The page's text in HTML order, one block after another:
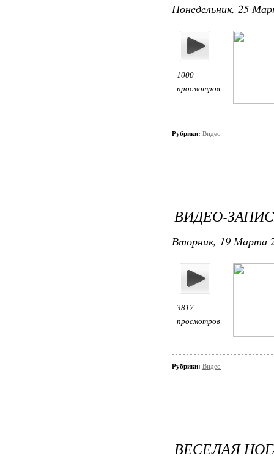
Понедельник, 25
1000
просмотров
Рубрики: Видео
ВИДЕО-
Вторник, 19 Марта
3817
просмотров
Рубрики: Видео
ВЕСЕЛАЯ